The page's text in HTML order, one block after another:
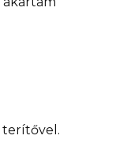
terítővel.